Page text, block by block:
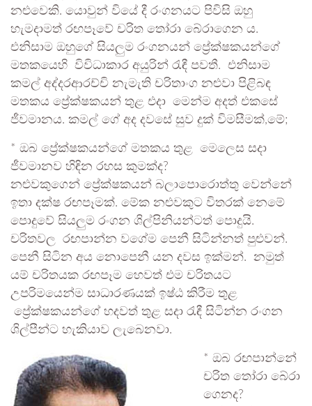
නළුවෙකි. යොවුන් වියේ දී රංගනයට පිවිසි ඔහු
හැමදාමත් රඟපෑවේ චරිත තෝරා බේරාගෙන ය.
එනිසාම ඔහුගේ සියලුම රංගනයන් ප්‍රේක්ෂකයන්ගේ
මතකයෙහි විවිධාකාර අයුරින් රැඳී පවතී. එනිසාම
කමල් අද්දරආරච්චි නැමැති චරිතාංග නළුවා පිළිබඳ
මතකය ප්‍රේක්ෂකයන් තුළ එදා මෙන්ම අදත් එකසේ
ජීවමානය. කමල් ගේ අද දවසේ සුව දුක් විමසීමක්,මේ;
* ඔබ ප්‍රේක්ෂකයන්ගේ මතකය තුළ මෙලෙස සදා
ජීවමානව හිඳින රහස කුමක්ද?
නළුවකුගෙන් ප්‍රේක්ෂකයන් බලාපොරොත්තු වෙන්නේ
ඉතා දක්ෂ රඟපෑමක්. මේක නළුවකුට විතරක් නෙමේ
පොදුවේ සියලුම රංගන ශිල්පිනියන්ටත් පොදුයි.
චරිතවල රඟපාන්න වගේම පෙනී සිටින්නත් පුළුවන්.
පෙනී සිටින අය නොපෙනී යන දවස ඉක්මන්. නමුත්
යම් චරිතයක රඟපෑම හෙවත් එම චරිතයට
උපරිමයෙන්ම සාධාරණයක් ඉෂ්ඨ කිරීම තුළ
ප්‍රේක්ෂකයන්ගේ හදවත් තුළ සදා රැඳී සිටින්න රංගන
ශිල්පීන්ට හැකියාව ලැබෙනවා.
* ඔබ රඟපාන්නේ
චරිත තෝරා බේරා
ගෙනද?